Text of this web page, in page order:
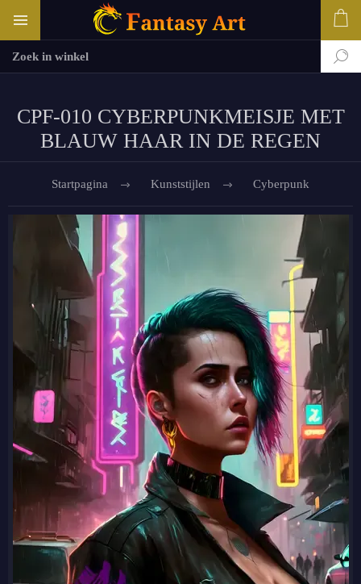
CPF-010 CYBERPUNKMEISJE MET
BLAUW HAAR IN DE REGEN
Startpagina Kunststijlen Cyberpunk